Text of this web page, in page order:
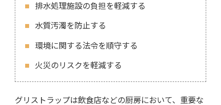
排水処理施設の負担を軽減する
水質汚濁を防止する
環境に関する法令を順守する
火災のリスクを軽減する
グリストラップは飲食店などの厨房において、重要な